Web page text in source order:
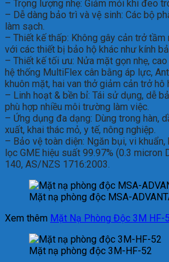
– Trọng lượng nhẹ: Giảm mỏi khi đeo
– Dễ dàng bảo trì và vệ sinh: Các bộ
làm sạch.
– Thiết kế thấp: Không gây cản trở tầm
với các thiết bị bảo hộ khác như kính
– Thiết kế tối ưu: Nửa mặt gọn nhẹ,
hệ thống MultiFlex cân bằng áp lực,
khuôn mặt, hai van thở giảm cản trở hô
– Linh hoạt & bền bỉ: Tái sử dụng, dễ
phù hợp nhiều môi trường làm việc.
– Ứng dụng đa dạng: Dùng trong hàn,
xuất, khai thác mỏ, y tế, nông nghiệp.
– Bảo vệ toàn diện: Ngăn bụi, vi
lọc GME hiệu suất 99.97% (0.3 micron
140, AS/NZS 1716:2003.
Mặt nạ phòng độc MSA-
Xem thêm Mặt Nạ Phòng Độc 3M HF-
Mặt nạ phòng độc 3M-HF-52